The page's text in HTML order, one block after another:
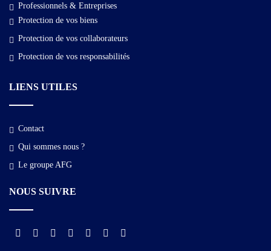
Professionnels & Entreprises
Protection de vos biens
Protection de vos collaborateurs
Protection de vos responsabilités
LIENS UTILES
Contact
Qui sommes nous ?​
Le groupe AFG
NOUS SUIVRE